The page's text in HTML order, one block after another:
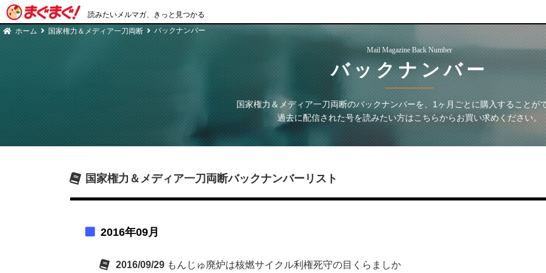
読みたいメルマガ、きっと見つかる
ホーム
国家権力＆メディア一刀両断 バックナンバー
Mail Magazine Back Number
バックナンバー
国家権力＆メディア一刀両断のバックナンバーを、1ヶ月ごとに購入することが
過去に配信された号を読みたい方はこちらからお買い求めください。
国家権力＆メディア一刀両断バックナンバーリスト
2016年09月
2016/09/29 もんじゅ廃炉は核燃サイクル利権死守の目くらましか